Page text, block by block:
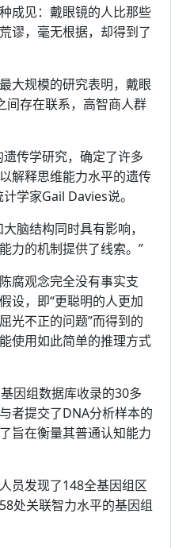
成见：戴眼镜的人比那些
谬，毫无根据，却得到了
大规模的研究表明，戴眼
间存在联系，高智商人群
传学研究，确定了许多
解释思维能力水平的遗传
学家Gail Davies说。
脑结构同时具有影响，
力的机制提供了线索。”
腐观念完全没有事实支
设，即“更聪明的人更加
光不正的问题”而得到的
使用如此简单的推理方式
因组数据库收录的30多
者提交了DNA分析样本的
旨在衡量其普通认知能力
员发现了148全基因组区
处关联智力水平的基因组